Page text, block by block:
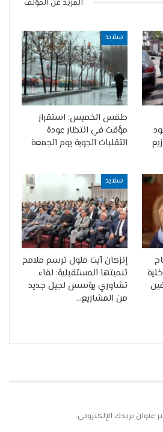
المزيد عن المؤلف
سلايد
طقس الخميس: استقرار
مؤقت في انتظار عودة
التقلبات الجوية يوم الجمعة
سلايد
إنزكان آيت ملول ترسم ملامح
تنميتها المستقبلية: لقاء
تشاوري يؤسس لجيل جديد
من المشاريع…
عنوان بريدك الإلكتروني.